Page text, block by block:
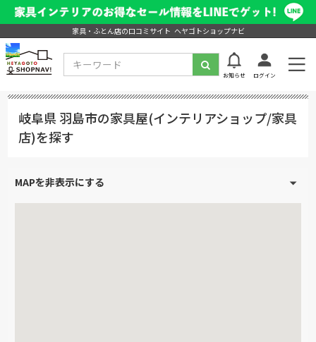
家具・ふとん店の口コミサイト ヘヤゴトショップナビ
お知らせ ログイン
岐阜県 羽島市の家具屋(インテリアショップ/家具
店)を探す